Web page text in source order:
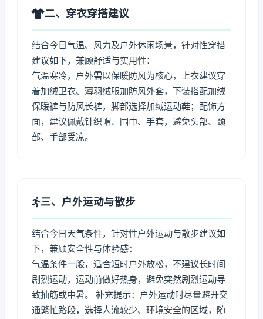
二、穿衣穿搭建议
结合今日气温、风力及户外休闲场景，针对性穿搭
建议如下，兼顾舒适与实用性：
气温寒冷，户外需以保暖防风为核心，上衣建议穿
着加绒卫衣、薄羽绒服加防风外套，下装搭配加绒
保暖裤与防风长裤，脚部选择加绒运动鞋；配饰方
面，建议佩戴针织帽、围巾、手套，避免头部、颈
部、手部受凉。
三、户外运动与散步
结合今日天气条件，针对性户外运动与散步建议如
下，兼顾安全性与体验感：
气温条件一般，适合短时户外放松，不建议长时间
剧烈运动，运动前做好热身，避免突然剧烈运动导
致抽筋或中暑。 补充提示：户外运动时尽量避开交
通繁忙路段，选择人流较少、环境安全的区域，随